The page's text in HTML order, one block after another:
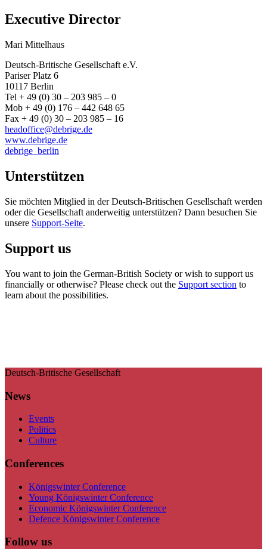
Executive Director
Mari Mittelhaus
Deutsch-Britische Gesellschaft e.V.
Pariser Platz 6
10117 Berlin
Tel + 49 (0) 30 – 203 985 – 0
Mob + 49 (0) 176 – 442 648 65
Fax + 49 (0) 30 – 203 985 – 16
headoffice@debrige.de
www.debrige.de
debrige_berlin
Unterstützen
Sie möchten Mitglied in der Deutsch-Britischen Gesellschaft werden
oder die Gesellschaft anderweitig unterstützen? Dann besuchen Sie
unsere Support-Seite.
Support us
You want to join the German-British Society or wish to support us
financially or otherwise? Please check out the Support section to
learn about the possibilities.
Deutsch-Britische Gesellschaft
News
Events
Politics
Culture
Conferences
Königswinter Conference
Young Königswinter Conference
Economic Königswinter Conference
Defence Königswinter Conference
Follow us